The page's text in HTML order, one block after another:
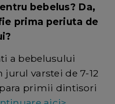
bebelus? Da,
prima periuta de
a bebelusului
varstei de 7-12
primii dintisori